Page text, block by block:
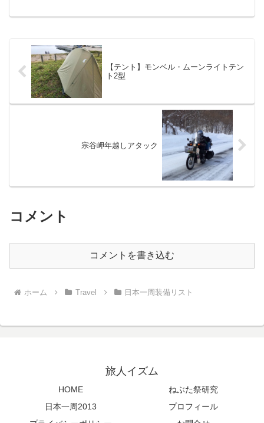
【テント】モンベル・ムーンライトテン
ト2型
宗谷岬年越しアタック
コメント
コメントを書き込む
ホーム Travel 日本一周装備リスト
旅人イズム
HOME
ねぶた祭研究
日本一周2013
プロフィール